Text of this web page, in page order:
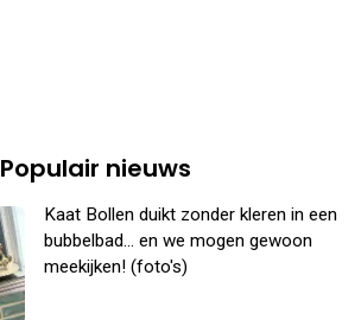
Populair nieuws
Kaat Bollen duikt zonder kleren in een
bubbelbad... en we mogen gewoon
meekijken! (foto's)